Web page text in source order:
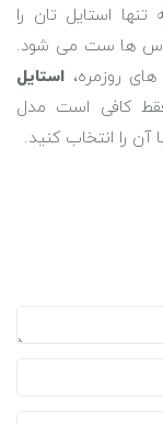
استایل تان را
‌ها ست می ‌شود.
روزمره، استایل
کافی است مدل
را انتخاب کنید.